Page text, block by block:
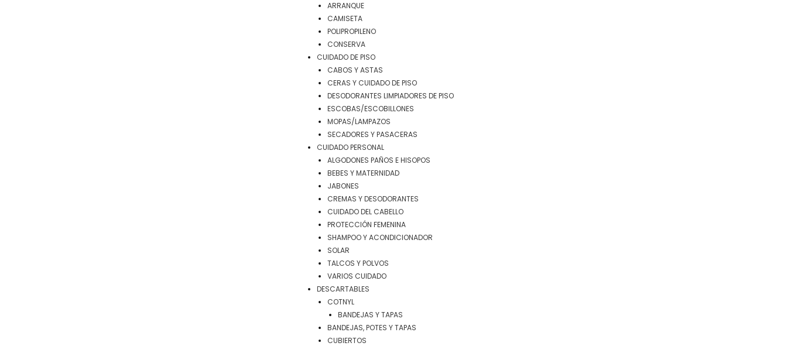
ARRANQUE
CAMISETA
POLIPROPILENO
CONSERVA
CUIDADO DE PISO
CABOS Y ASTAS
CERAS Y CUIDADO DE PISO
DESODORANTES LIMPIADORES DE PISO
ESCOBAS/ESCOBILLONES
MOPAS/LAMPAZOS
SECADORES Y PASACERAS
CUIDADO PERSONAL
ALGODONES PAÑOS E HISOPOS
BEBES Y MATERNIDAD
JABONES
CREMAS Y DESODORANTES
CUIDADO DEL CABELLO
PROTECCIÓN FEMENINA
SHAMPOO Y ACONDICIONADOR
SOLAR
TALCOS Y POLVOS
VARIOS CUIDADO
DESCARTABLES
COTNYL
BANDEJAS Y TAPAS
BANDEJAS, POTES Y TAPAS
CUBIERTOS